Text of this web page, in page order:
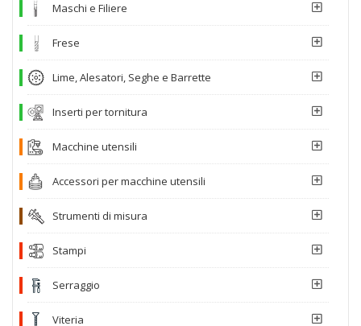
Maschi e Filiere
Frese
Lime, Alesatori, Seghe e Barrette
Inserti per tornitura
Macchine utensili
Accessori per macchine utensili
Strumenti di misura
Stampi
Serraggio
Viteria